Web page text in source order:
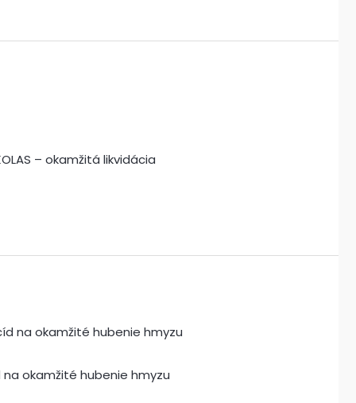
– okamžitá likvidácia
okamžité hubenie hmyzu